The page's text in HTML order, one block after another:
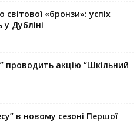
«бронзи»: успіх
Дубліні
проводить акцію “Шкільний
в новому сезоні Першої